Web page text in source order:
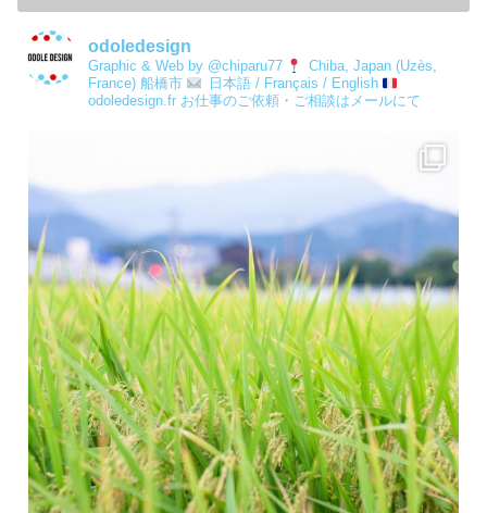
odoledesign
Graphic & Web by @chiparu77
Chiba, Japan (Uzès,
France) 船橋市
日本語 / Français / English
odoledesign.fr お仕事のご依頼・ご相談はメールにて